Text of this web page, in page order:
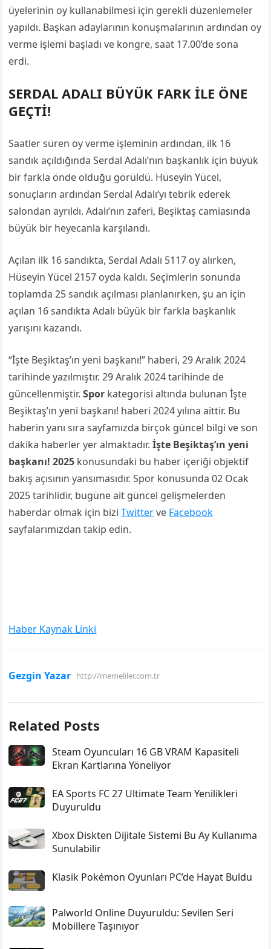
üyelerinin oy kullanabilmesi için gerekli düzenlemeler
yapıldı. Başkan adaylarının konuşmalarının ardından oy
verme işlemi başladı ve kongre, saat 17.00’de sona
erdi.
SERDAL ADALI BÜYÜK FARK İLE ÖNE
GEÇTİ!
Saatler süren oy verme işleminin ardından, ilk 16
sandık açıldığında Serdal Adalı’nın başkanlık için büyük
bir farkla önde olduğu görüldü. Hüseyin Yücel,
sonuçların ardından Serdal Adalı’yı tebrik ederek
salondan ayrıldı. Adalı’nın zaferi, Beşiktaş camiasında
büyük bir heyecanla karşılandı.
Açılan ilk 16 sandıkta, Serdal Adalı 5117 oy alırken,
Hüseyin Yücel 2157 oyda kaldı. Seçimlerin sonunda
toplamda 25 sandık açılması planlanırken, şu an için
açılan 16 sandıkta Adalı büyük bir farkla başkanlık
yarışını kazandı.
“İşte Beşiktaş’ın yeni başkanı!” haberi, 29 Aralık 2024
tarihinde yazılmıştır. 29 Aralık 2024 tarihinde de
güncellenmiştir.Spor kategorisi altında bulunan İşte
Beşiktaş’ın yeni başkanı! haberi 2024 yılına aittir. Bu
haberin yanı sıra sayfamızda birçok güncel bilgi ve son
dakika haberler yer almaktadır.İşte Beşiktaş’ın yeni
başkanı! 2025 konusundaki bu haber içeriği objektif
bakış açısının yansımasıdır. Spor konusunda 02 Ocak
2025 tarihlidir, bugüne ait güncel gelişmelerden
haberdar olmak için biziTwitterve Facebook
sayfalarımızdan takip edin.
Haber Kaynak Linki
Gezgin Yazar http://memeliler.com.tr
Related Posts
Steam Oyuncuları 16 GB VRAM Kapasiteli
Ekran Kartlarına Yöneliyor
EA Sports FC 27 Ultimate Team Yenilikleri
Duyuruldu
Xbox Diskten Dijitale Sistemi Bu Ay Kullanıma
Sunulabilir
Klasik Pokémon Oyunları PC’de Hayat Buldu
Palworld Online Duyuruldu: Sevilen Seri
Mobillere Taşınıyor